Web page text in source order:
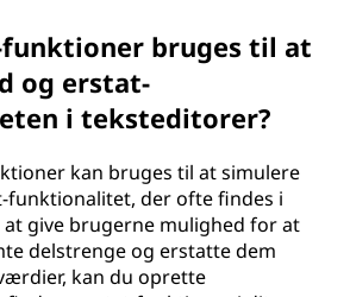
funktioner bruges til at
og erstat-
i teksteditorer?
kan bruges til at simulere
funktionalitet, der ofte findes i
give brugerne mulighed for at
delstrenge og erstatte dem
kan du oprette